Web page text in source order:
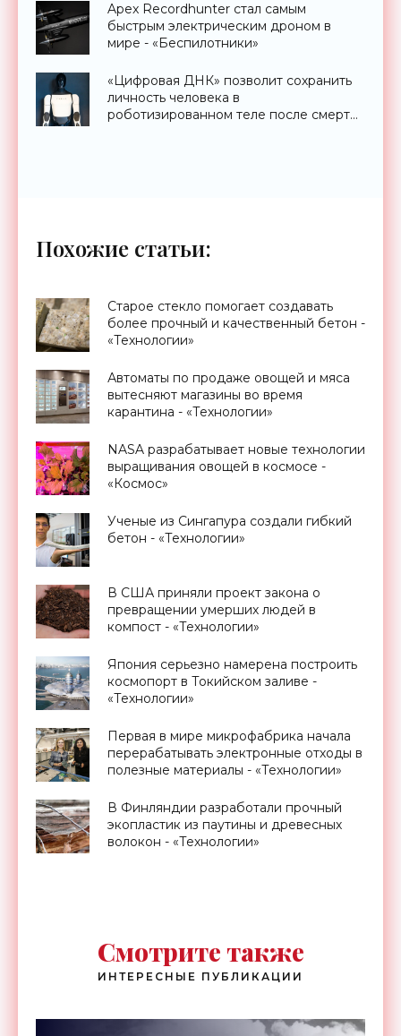
Apex Recordhunter стал самым
быстрым электрическим дроном в
мире - «Беспилотники»
«Цифровая ДНК» позволит сохранить
личность человека в
роботизированном теле после смерти
Похожие статьи:
Старое стекло помогает создавать
более прочный и качественный бетон -
«Технологии»
Автоматы по продаже овощей и мяса
вытесняют магазины во время
карантина - «Технологии»
NASA разрабатывает новые технологии
выращивания овощей в космосе -
«Космос»
Ученые из Сингапура создали гибкий
бетон - «Технологии»
В США приняли проект закона о
превращении умерших людей в
компост - «Технологии»
Япония серьезно намерена построить
космопорт в Токийском заливе -
«Технологии»
Первая в мире микрофабрика начала
перерабатывать электронные отходы в
полезные материалы - «Технологии»
В Финляндии разработали прочный
экопластик из паутины и древесных
волокон - «Технологии»
Смотрите также
ИНТЕРЕСНЫЕ ПУБЛИКАЦИИ